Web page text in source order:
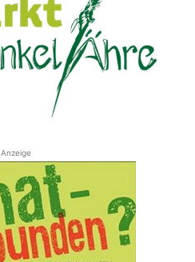
Anzeige